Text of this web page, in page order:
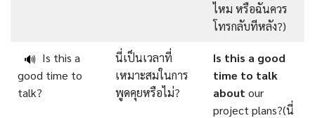
ไหม หรือฉันควร
โทรกลับทีหลัง?)
🔊 Is this a
good time to
talk?
นี่เป็นเวลาที่
เหมาะสมในการ
พูดคุยหรือไม่?
Is this a good
time to talk
about our
project plans?(นี่